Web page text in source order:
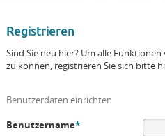
Registrieren
Sind Sie neu hier? Um alle Funktionen
zu können, registrieren Sie sich bitte
Benutzerdaten einrichten
Benutzername*